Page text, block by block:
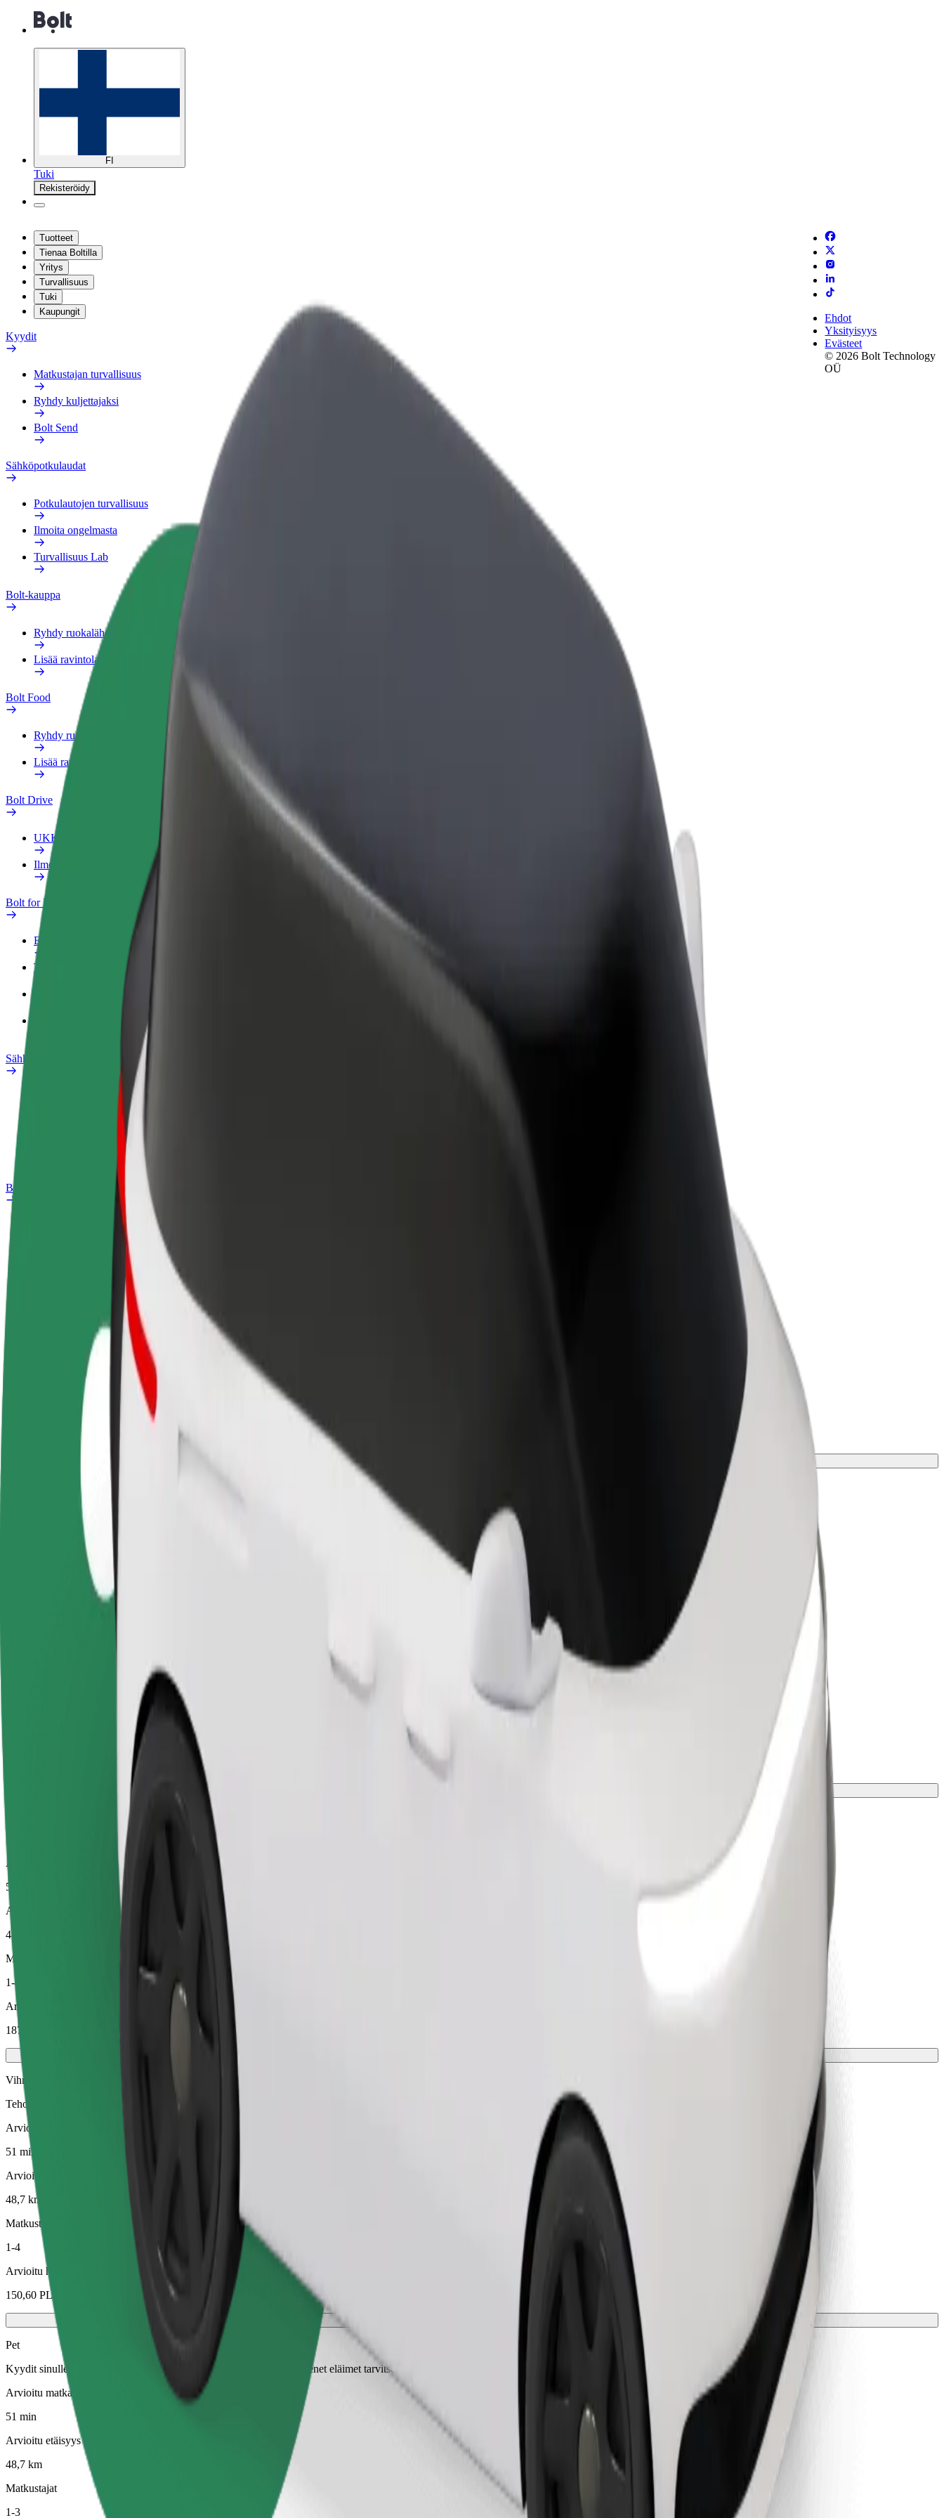
FI
Tuki
Rekisteröidy
Tuotteet
Tienaa Boltilla
Yritys
Turvallisuus
Tuki
Kaupungit
Kyydit
Matkustajan turvallisuus
Ryhdy kuljettajaksi
Bolt Send
Sähköpotkulaudat
Potkulautojen turvallisuus
Ilmoita ongelmasta
Turvallisuus Lab
Bolt-kauppa
Ryhdy ruokalähetiksi
Lisää ravintola tai kauppa
Bolt Food
Ryhdy ruokalähetiksi
Lisää ravintola tai kauppa
Bolt Drive
UKK
Ilmoita ajoneuvosta
Bolt for Business
Edut
Työprofiili
Sähköpyörät
Usein kysytyt kysymykset
Bolt Plus
Usein kysytyt kysymykset
Ryhdy kuljettajaksi
Ansaitse omilla
Ryhdy ruokalähetiksi
Kuljeta ruokaa ja ansaitse
viikoittain
Ehdot
Yksityisyys
Evästeet
© 2026 Bolt Technology
OÜ
Miten päästä paikasta Pyrzowice Lotnisko kohteeseen Tychy Dworzec PKP
Etsitkö parasta tapaa päästä paikasta Pyrzowice Lotnisko kohteeseen Tychy Dworzec PKP? Tutustu palveluihimme ja löydä täydellinen vaihtoehto matkaasi varten.
Pyrzowice Lotnisko
Tychy Dworzec PKP
Mukavuutta vain muutaman napautuksen päässä!
Luotettavat kyydit arkisilla keskikokoisilla autoilla.
Isommat autot, enemmän jalka- ja tavaratilaa.
Arvioitu matka-aika
51 min
Arvioitu etäisyys
48,7 km
Matkustajat
1-4
Arvioitu hinta
187,30 PLN
Vihreä
Tehokkaat kyydit hybridi- ja sähköautoilla
Arvioitu matka-aika
51 min
Arvioitu etäisyys
48,7 km
Matkustajat
1-4
Arvioitu hinta
150,60 PLN
Pet
Kyydit sinulle ja lemmikillesi. Koirien on käytettävä kuonokoppa, pienet eläimet tarvitsevat kuljetuskopan ja istuimet on suojattava peitolla tai tyynyllä.
Arvioitu matka-aika
51 min
Arvioitu etäisyys
48,7 km
Matkustajat
1-3